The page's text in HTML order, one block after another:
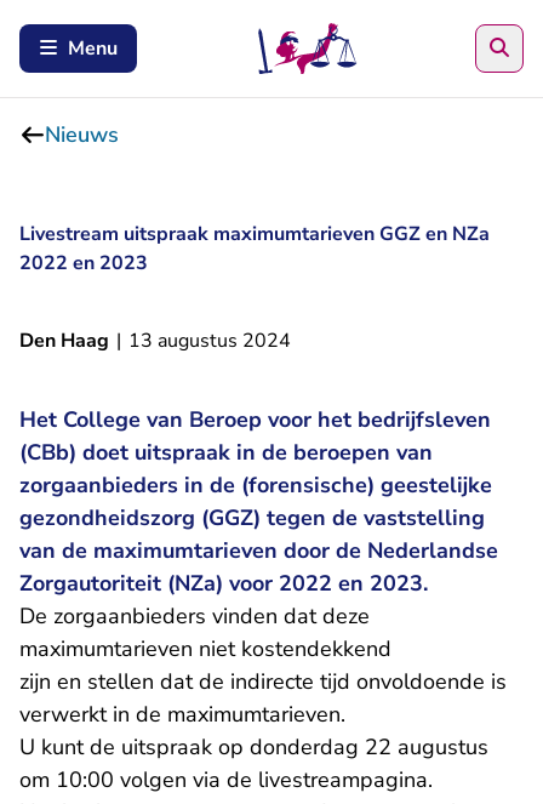
Menu
Nieuws
Livestream uitspraak maximumtarieven GGZ en NZa
2022 en 2023
Den Haag | 13 augustus 2024
Het College van Beroep voor het bedrijfsleven
(CBb) doet uitspraak in de beroepen van
zorgaanbieders in de (forensische) geestelijke
gezondheidszorg (GGZ) tegen de vaststelling
van de maximumtarieven door de Nederlandse
Zorgautoriteit (NZa) voor 2022 en 2023.
De zorgaanbieders vinden dat deze
maximumtarieven niet kostendekkend
zijn en stellen dat de indirecte tijd onvoldoende is
verwerkt in de maximumtarieven.
U kunt de uitspraak op donderdag 22 augustus
om 10:00 volgen via de livestreampagina.